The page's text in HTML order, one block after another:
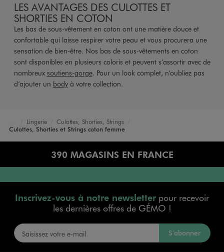
LES AVANTAGES DES CULOTTES ET
SHORTIES EN COTON
Les bas de sous-vêtement en coton ont une matière douce et
confortable qui laisse respirer votre peau et vous procurera une
sensation de bien-être. Nos bas de sous-vêtements en coton
sont disponibles en plusieurs coloris et peuvent s’assortir avec de
nombreux soutiens-gorge. Pour un look complet, n’oubliez pas
d’ajouter un bodyà votre collection.
Accueil
Femme
Lingerie
Culottes, Shorties, Strings
Culottes, Shorties et Strings coton femme
390 MAGASINS EN FRANCE
Inscrivez-vous à notre newsletterpour recevoir
les dernières offres de GÉMO !
S’abonner